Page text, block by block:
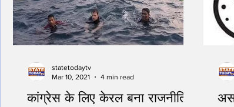
कांग्रेस के लिए केरल बना राजनीति
statetodaytv
Mar 10, 2021
4 min read